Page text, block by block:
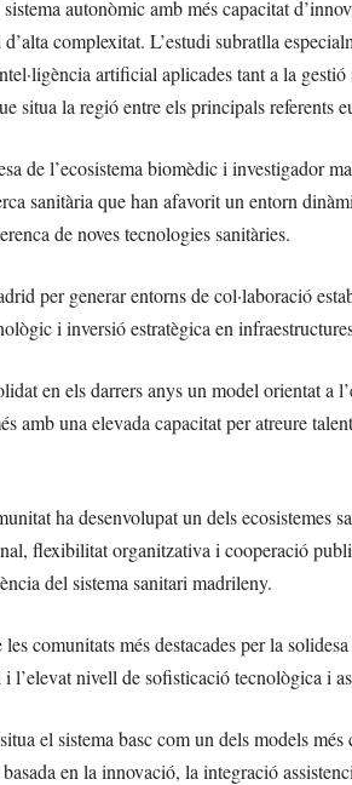
autonòmic amb més capacitat
complexitat. L’estudi subratlla
artificial aplicades tant a la
situa la regió entre els principals referents
de l’ecosistema biomèdic i investigador
sanitària que han afavorit un entorn
de noves tecnologies sanitàries.
per generar entorns de col·laboració
i inversió estratègica en
en els darrers anys un model orientat a
amb una elevada capacitat per atreure
ha desenvolupat un dels ecosistemes
flexibilitat organitzativa i cooperació
del sistema sanitari madrileny.
comunitats més destacades per la
nivell de sofisticació tecnològica i
el sistema basc com un dels models
en la innovació, la integració